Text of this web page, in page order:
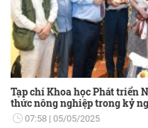
Tạp chí Khoa học Phát triển
thức nông nghiệp trong kỷ
07:58 05/05/2025